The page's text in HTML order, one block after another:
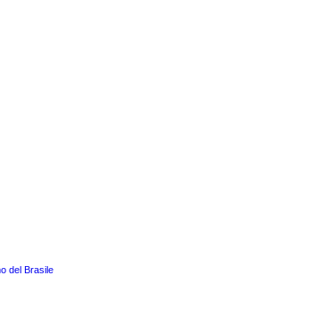
del Brasile